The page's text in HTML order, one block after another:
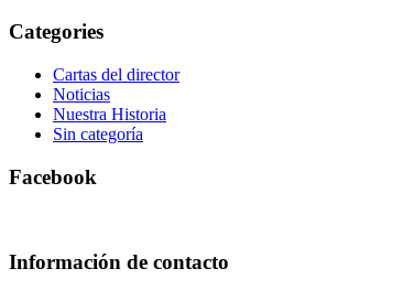
Categories
Cartas del director
Noticias
Nuestra Historia
Sin categoría
Facebook
Información de contacto